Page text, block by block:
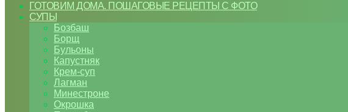
ГОТОВИМ ДОМА. ПОШАГОВЫЕ РЕЦЕПТЫ С ФОТО
СУПЫ
Бозбаш
Борщ
Бульоны
Капустняк
Крем-суп
Лагман
Минестроне
Окрошка